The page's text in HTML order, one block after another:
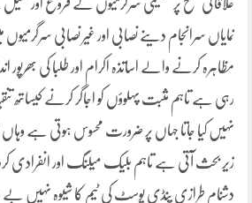
علاقائی سطح پر تعلیمی سرگرمیوں کے فروغ اور
نمایاں سرانجام دینے نصابی اور غیر نصابی سرگرمیوں
مظاہرہ کرنے والے اساتذہ اکرام اور طلبا کی بھرپور
رہی ہے تاہم مثبت پہلوؤں کو اجاگر کرنے کیساتھ
نہیں کیا جاتا جہاں پر ضرورت محسوس ہوتی ہے وہاں
زیر بحث آتی ہے تاہم بلیک میلنگ اور انفرادی
دشنام طرازی پنڈی پوسٹ کی ٹیم کا شیوہ نہیں